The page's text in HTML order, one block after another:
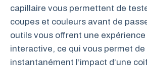
capillaire vous permettent de
coupes et couleurs avant de
outils vous offrent une
interactive, ce qui vous permet
instantanément l’impact d’une